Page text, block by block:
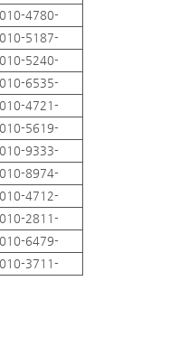
010-4780-
010-5187-
010-5240-
010-6535-
010-4721-
010-5619-
010-9333-
010-8974-
010-4712-
010-2811-
010-6479-
010-3711-